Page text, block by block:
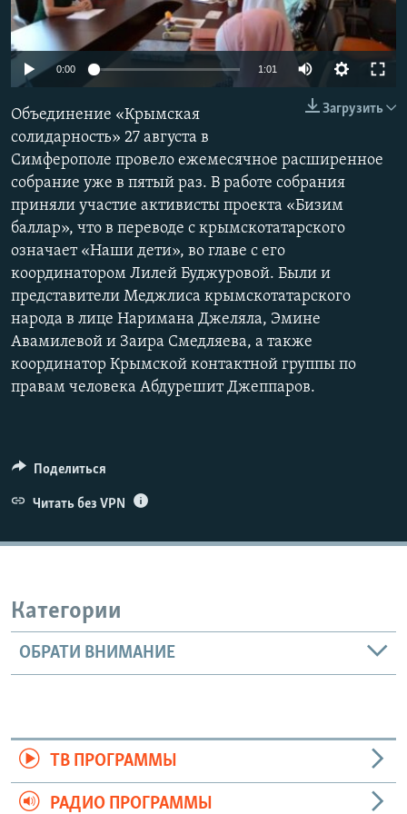
ПОБЕДИТЕЛЕЙ НЕ СУДЯТ?
КРЫМ.НЕПОКОРЕННЫЙ
ELIFBE
УКРАИНСКАЯ ПРОБЛЕМА КРЫМА
ПРИСОЕДИНЯЙТЕСЬ!
Все сайты RFE/RL
0:00 1:01
Загрузить
Объединение «Крымская
солидарность» 27 августа в
Симферополе провело ежемесячное расширенное
собрание уже в пятый раз. В работе собрания
приняли участие активисты проекта «Бизим
баллар», что в переводе с крымскотатарского
означает «Наши дети», во главе с его
координатором Лилей Буджуровой. Были и
представители Меджлиса крымскотатарского
народа в лице Наримана Джеляла, Эмине
Авамилевой и Заира Смедляева, а также
координатор Крымской контактной группы по
правам человека Абдурешит Джеппаров.
Поделиться
Читать без VPN
Категории
ОБРАТИ ВНИМАНИЕ
ТВ ПРОГРАММЫ
РАДИО ПРОГРАММЫ